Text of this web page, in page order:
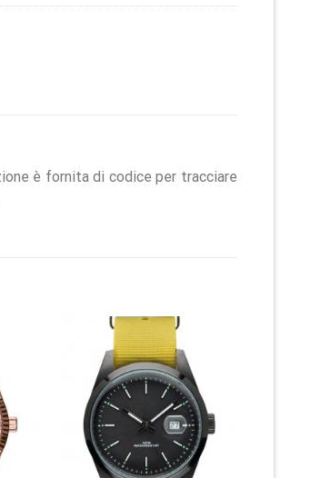
è fornita di codice per tracciare